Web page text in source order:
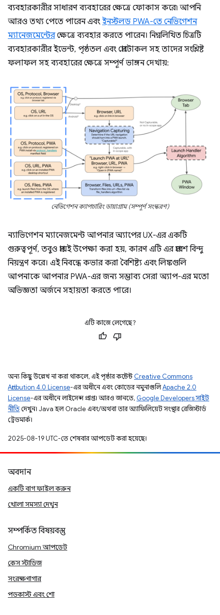
ব্যবহারকারীর সাধারণ ব্যবহারের ক্ষেত্রে ফোকাস করে৷ আপনি
আরও তথ্য পেতে পারেন এবং ইনস্টলড PWA-তে নেভিগেশন
ম্যানেজমেন্টেরক্ষেত্রে ব্যবহার করতে পারেন। নিম্নলিখিত চিত্রটি
ব্যবহারকারীর ইভেন্ট, পৃষ্ঠতল এবং প্রোটোকল সহ তাদের সংশ্লিষ্ট
ফলাফল সহ ব্যবহারের ক্ষেত্রে সম্পূর্ণ ভাঙ্গন দেখায়:
নেভিগেশন ক্যাপচারিং ডায়াগ্রাম (সম্পূর্ণ সংস্করণ)
ন্যাভিগেশন ম্যানেজমেন্ট আপনার অ্যাপের UX-এর একটি
গুরুত্বপূর্ণ, তবুও প্রায়ই উপেক্ষা করা হয়, কারণ এটি এর প্রবেশ বিন্দু
নিয়ন্ত্রণ করে। এই নিবন্ধে কভার করা বৈশিষ্ট্য এবং লিঙ্কগুলি
আপনাকে আপনার PWA-এর জন্য সম্ভাব্য সেরা অ্যাপ-এর মতো
অভিজ্ঞতা অর্জনে সহায়তা করতে পারে।
এটি কাজে লেগেছে?
অন্য কিছু উল্লেখ না করা থাকলে, এই পৃষ্ঠার কন্টেন্ট Creative Commons
Attribution 4.0 License-এর অধীনে এবং কোডের নমুনাগুলিApache 2.0
License-এর অধীনে লাইসেন্স প্রাপ্ত। আরও জানতে, Google Developers সাইট
নীতিদেখুন। Java হল Oracle এবং/অথবা তার অ্যাফিলিয়েট সংস্থার রেজিস্টার্ড
ট্রেডমার্ক।
2025-08-19 UTC-তে শেষবার আপডেট করা হয়েছে।
অবদান
একটি বাগ ফাইল করুন
খোলা সমস্যা দেখুন
সম্পর্কিত বিষয়বস্তু
Chromium আপডেট
কেস স্টাডিজ
সংরক্ষণাগার
পডকাস্ট এবং শো